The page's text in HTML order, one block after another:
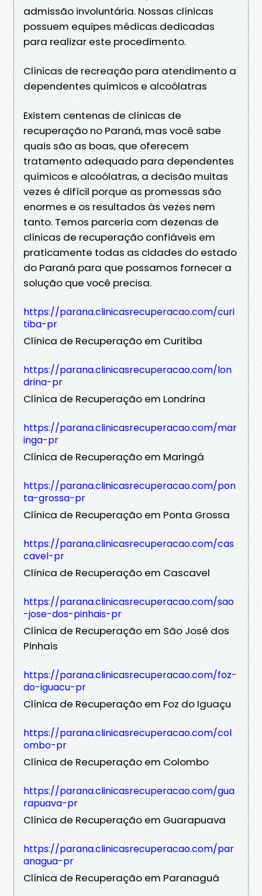
admissão involuntária. Nossas clínicas
possuem equipes médicas dedicadas
para realizar este procedimento.
Clínicas de recreação para atendimento a
dependentes químicos e alcoólatras
Existem centenas de clínicas de
recuperação no Paraná, mas você sabe
quais são as boas, que oferecem
tratamento adequado para dependentes
químicos e alcoólatras, a decisão muitas
vezes é difícil porque as promessas são
enormes e os resultados às vezes nem
tanto. Temos parceria com dezenas de
clínicas de recuperação confiáveis ​​em
praticamente todas as cidades do estado
do Paraná para que possamos fornecer a
solução que você precisa.
https://parana.clinicasrecuperacao.com/curi
tiba-pr
Clínica de Recuperação em Curitiba
https://parana.clinicasrecuperacao.com/lon
drina-pr
Clínica de Recuperação em Londrina
https://parana.clinicasrecuperacao.com/mar
inga-pr
Clínica de Recuperação em Maringá
https://parana.clinicasrecuperacao.com/pon
ta-grossa-pr
Clínica de Recuperação em Ponta Grossa
https://parana.clinicasrecuperacao.com/cas
cavel-pr
Clínica de Recuperação em Cascavel
https://parana.clinicasrecuperacao.com/sao
-jose-dos-pinhais-pr
Clínica de Recuperação em São José dos
Pinhais
https://parana.clinicasrecuperacao.com/foz-
do-iguacu-pr
Clínica de Recuperação em Foz do Iguaçu
https://parana.clinicasrecuperacao.com/col
ombo-pr
Clínica de Recuperação em Colombo
https://parana.clinicasrecuperacao.com/gua
rapuava-pr
Clínica de Recuperação em Guarapuava
https://parana.clinicasrecuperacao.com/par
anagua-pr
Clínica de Recuperação em Paranaguá